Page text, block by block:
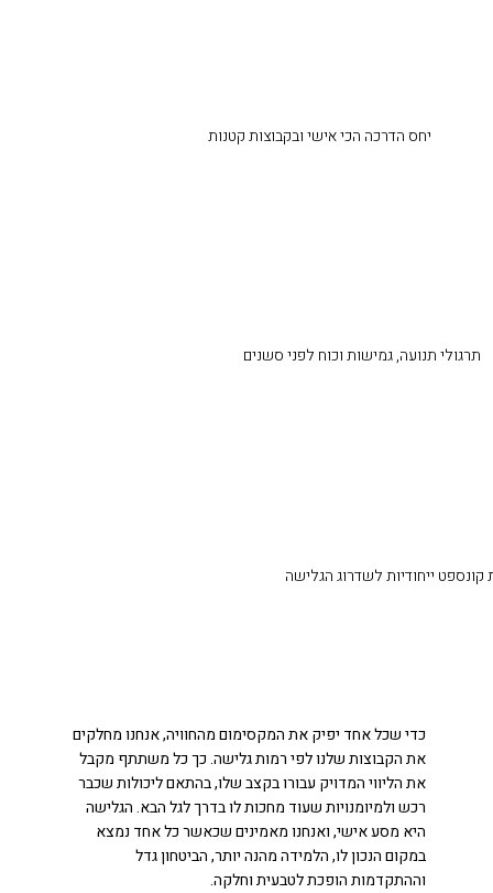
קונספט ייחודיות לשדרוג הגלישה
תרגולי תנועה, גמישות וכוח לפני סשנים
יחס הדרכה הכי אישי ובקבוצות קטנות
כדי שכל אחד יפיק את המקסימום מהחוויה, אנחנו מחלקים
את הקבוצות שלנו לפי רמות גלישה. כך כל משתתף מקבל
את הליווי המדויק עבורו בקצב שלו, בהתאם ליכולות שכבר
רכש ולמיומנויות שעוד מחכות לו בדרך לגל הבא. הגלישה
היא מסע אישי, ואנחנו מאמינים שכאשר כל אחד נמצא
במקום הנכון לו, הלמידה מהנה יותר, הביטחון גדל
וההתקדמות הופכת לטבעית וחלקה.